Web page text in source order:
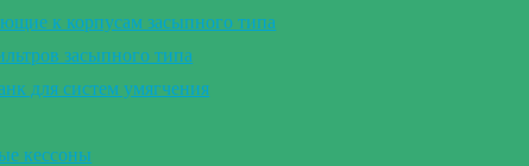
к корпусам засыпного типа
засыпного типа
для систем умягчения
кессоны